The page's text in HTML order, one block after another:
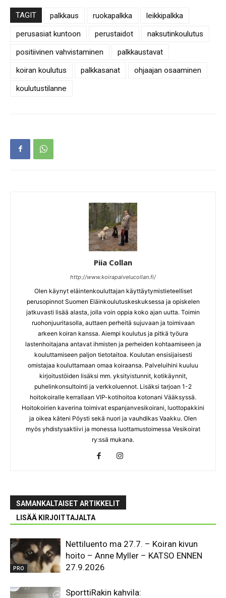
TAGIT palkkaus ruokapalkka
leikkipalkka
perusasiat kuntoon
perustaidot
naksutinkoulutus
positiivinen vahvistaminen
palkkaustavat
koiran koulutus
palkkasanat
ohjaajan osaaminen
koulutustilanne
Piia Collan
http://www.koirapalvelucollan.fi/
Olen käynyt eläintenkouluttajan käyttäytymistieteelliset
perusopinnot Suomen Eläinkoulutuskeskuksessa ja opiskelen
jatkuvasti lisää alasta, jolla voin oppia koko ajan uutta. Toimin
ruohonjuuritasolla, auttaen perheitä sujuvaan ja toimivaan
arkeen koiran kanssa. Aiempi koulutus ja pitkä työura
lastenhoitajana antavat ihmisten ja perheiden kohtaamiseen ja
kouluttamiseen paljon tietotaitoa. Koulutan ensisijaisesti
omistajaa kouluttamaan omaa koiraansa. Palveluihini kuuluu
kirjoitustöiden lisäksi mm. yksityistunnit, kotikäynnit,
puhelinkonsultointi ja verkkoluennot. Lisäksi tarjoan 1-2
hoitokoiralle kerrallaan VIP-kotihoitoa kotonani Vääksyssä.
Hoitokoirien kaverina toimivat espanjanvesikoirani, luottopakkini
ja oikea käteni Pöysti sekä nuori ja vauhdikas Vaakku. Olen
myös yhdistysaktiivi ja monessa luottamustoimessa Vesikoirat
ry:ssä mukana.
SAMANKALTAISET ARTIKKELIT
LISÄÄ KIRJOITTAJALTA
PRO
Nettiluento ma 27.7. – Koiran kivun
hoito – Anne Myller – KATSO ENNEN
27.9.2026
SporttiRakin kahvila: